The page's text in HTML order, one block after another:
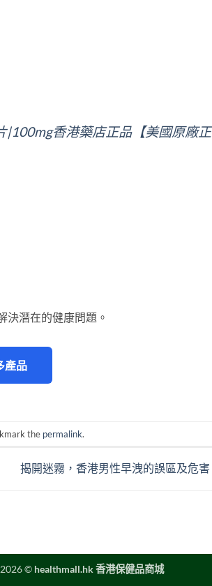
香港藥店正品【美國原廠正
決潛在的健康問題。
產品
the permalink.
揭開迷霧，香港男性早洩的誤區及危害
© healthmall.hk 香港保健品商城